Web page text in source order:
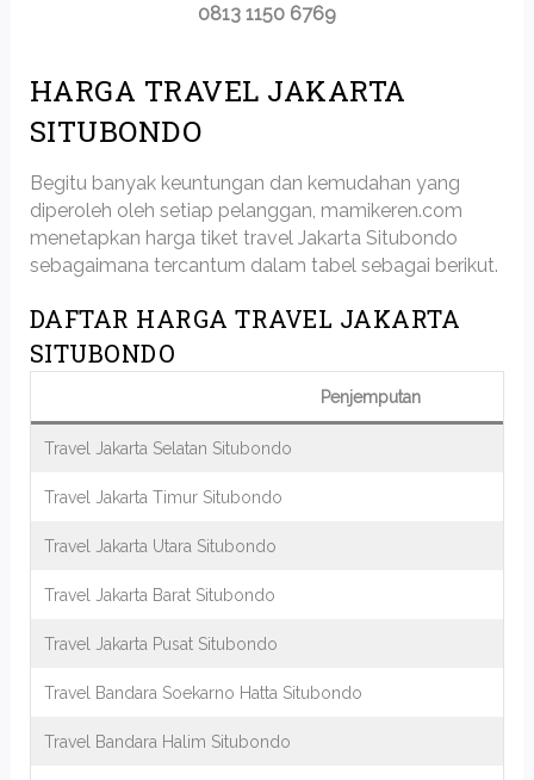
0813 1150 6769
HARGA TRAVEL JAKARTA
SITUBONDO
Begitu banyak keuntungan dan kemudahan yang
diperoleh oleh setiap pelanggan, mamikeren.com
menetapkan harga tiket travel Jakarta Situbondo
sebagaimana tercantum dalam tabel sebagai berikut.
DAFTAR HARGA TRAVEL JAKARTA
SITUBONDO
Penjemputan
Travel Jakarta Selatan Situbondo
Travel Jakarta Timur Situbondo
Travel Jakarta Utara Situbondo
Travel Jakarta Barat Situbondo
Travel Jakarta Pusat Situbondo
Travel Bandara Soekarno Hatta Situbondo
Travel Bandara Halim Situbondo